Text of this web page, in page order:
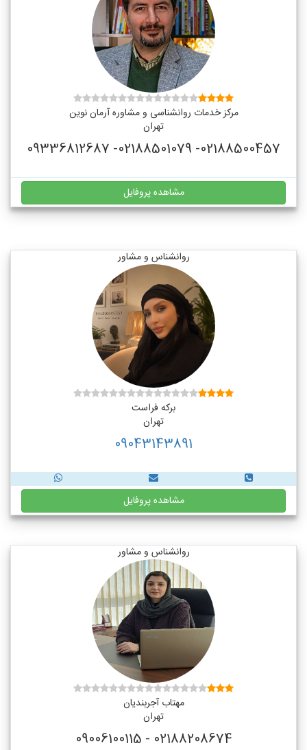
مرکز خدمات روانشناسی و مشاوره آرمان نوین
تهران
02188500457- 02188501079- 09336812687
مشاهده پروفایل
روانشناس و مشاور
برکه فراست
تهران
09043143891
مشاهده پروفایل
روانشناس و مشاور
مهتاب آجربندیان
تهران
02188208674 - 09006100115